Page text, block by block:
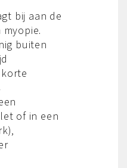
bij aan de
buiten
of in een